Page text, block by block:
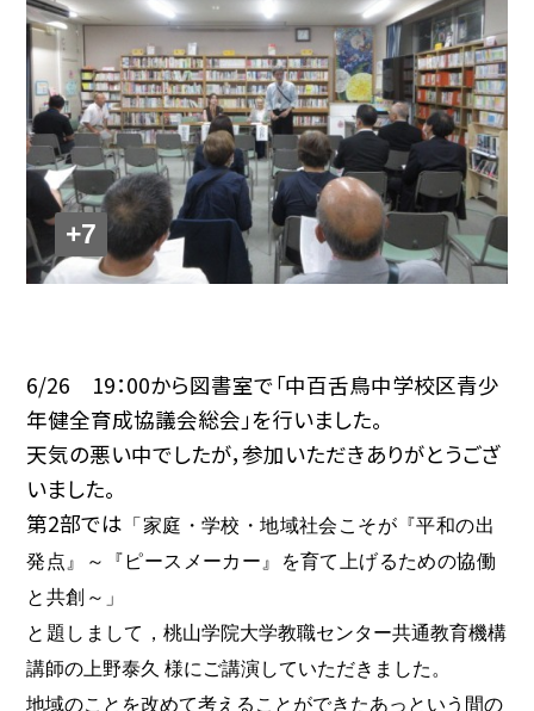
+7
6/26 19：00から図書室で「中百舌鳥中学校区青少
年健全育成協議会総会」を行いました。
天気の悪い中でしたが，参加いただきありがとうござ
いました。
第2部では 「家庭・学校・地域社会こそが『平和の出
発点』
～『ピースメーカー』を育て上げるための協働
と共創～」
と題しまして，桃山学院大学教職センター共通教育機構
講師の上野泰久 様にご講演していただきました。
地域のことを改めて考えることができたあっという間の